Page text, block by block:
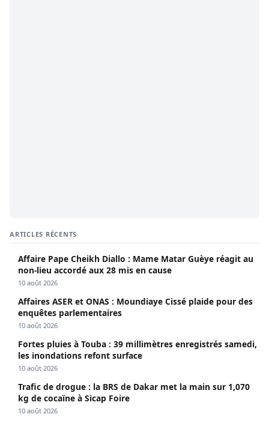
ARTICLES RÉCENTS
Affaire Pape Cheikh Diallo : Mame Matar Guèye réagit au
non-lieu accordé aux 28 mis en cause
10 août 2026
Affaires ASER et ONAS : Moundiaye Cissé plaide pour des
enquêtes parlementaires
10 août 2026
Fortes pluies à Touba : 39 millimètres enregistrés samedi,
les inondations refont surface
10 août 2026
Trafic de drogue : la BRS de Dakar met la main sur 1,070
kg de cocaïne à Sicap Foire
10 août 2026